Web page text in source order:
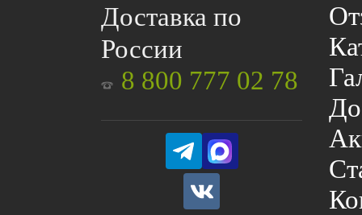
Доставка по
России
8 800 777 02 78